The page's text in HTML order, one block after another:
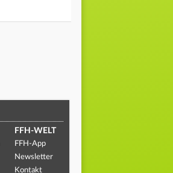
FFH-WELT
FFH-App
Newsletter
Kontakt